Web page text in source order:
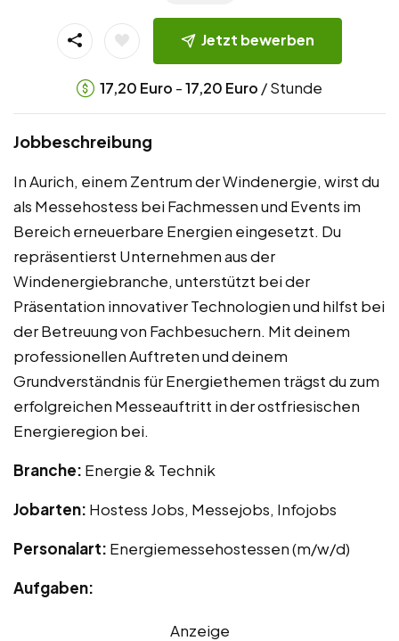
Jetzt bewerben
17,20 Euro -17,20 Euro / Stunde
Jobbeschreibung
In Aurich, einem Zentrum der Windenergie, wirst du
als Messehostess bei Fachmessen und Events im
Bereich erneuerbare Energien eingesetzt. Du
repräsentierst Unternehmen aus der
Windenergiebranche, unterstützt bei der
Präsentation innovativer Technologien und hilfst bei
der Betreuung von Fachbesuchern. Mit deinem
professionellen Auftreten und deinem
Grundverständnis für Energiethemen trägst du zum
erfolgreichen Messeauftritt in der ostfriesischen
Energieregion bei.
Branche: Energie & Technik
Jobarten: Hostess Jobs, Messejobs, Infojobs
Personalart: Energiemessehostessen (m/w/d)
Aufgaben:
Anzeige